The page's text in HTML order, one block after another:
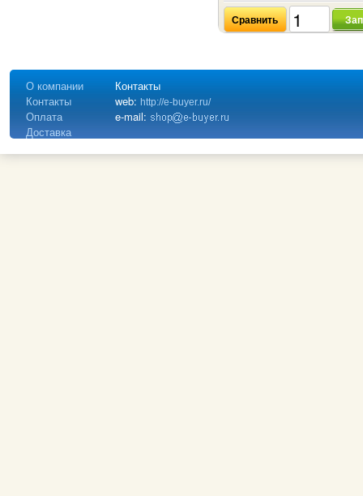
Сравнить
О компании
Контакты
Оплата
Доставка
Контакты
web: http://e-buyer.ru/
e-mail: